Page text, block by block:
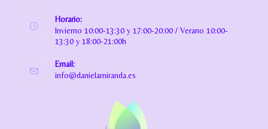
Horario:
Invierno 10:00-13:30 y 17:00-20:00 / Verano 10:00-
13:30 y 18:00-21:00h
Email:
info@danielamiranda.es